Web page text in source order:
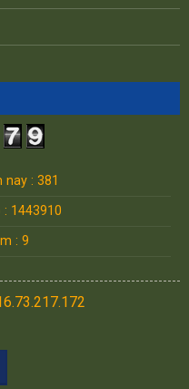
: 381
1443910
: 9